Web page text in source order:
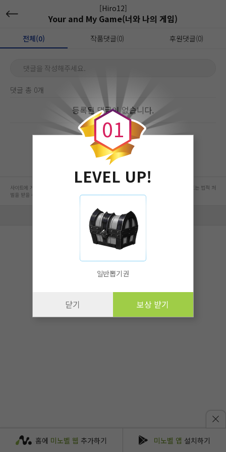
[Hiro12]
Your and My Game(너와 나의 게임)
전체(0) 작품댓글(0) 후원댓글(0)
댓글을 작성해주세요.
댓글 총 0개
등록된 댓글이 없습니다.
0
0
1
LEVEL UP!
일반뽑기권
닫기 보상 받기
홈에 미노벨 웹 추가하기 미노벨 앱 설치하기
사이트에 게시된 컨텐츠는 저작권자의 권리가 있는 컨텐츠로서 무단 복제, 전송, 수정, 배포는 법적 처
벌을 받을 수 있습니다.
회사 정보 자세히 보기